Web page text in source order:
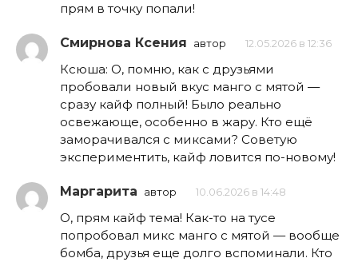
прям в точку попали!
Смирнова Ксения автор 12.05.2026 в 12:36
Ксюша: О, помню, как с друзьями
пробовали новый вкус манго с мятой —
сразу кайф полный! Было реально
освежающе, особенно в жару. Кто ещё
заморачивался с миксами? Советую
экспериментить, кайф ловится по-новому!
Маргарита автор 10.06.2026 в 14:48
О, прям кайф тема! Как-то на тусе
попробовал микс манго с мятой — вообще
бомба, друзья еще долго вспоминали. Кто